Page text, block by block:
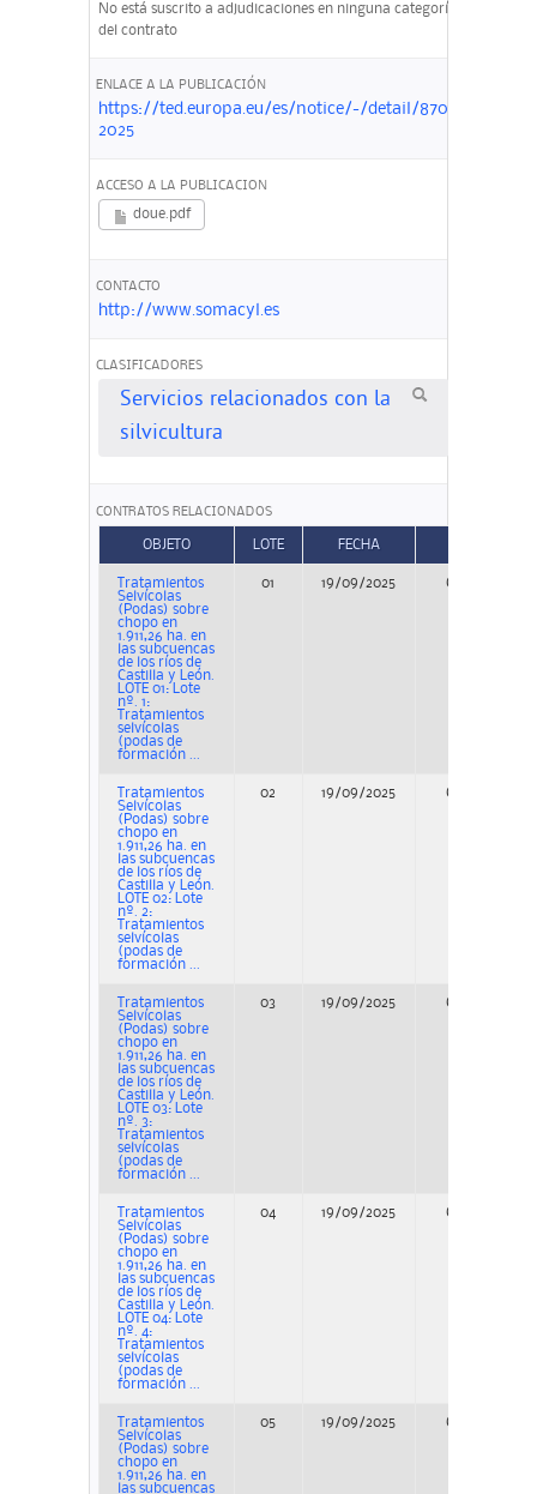
No está suscrito a adjudicaciones en ninguna categoría
del contrato
ENLACE A LA PUBLICACIÓN
https://ted.europa.eu/es/notice/-/detail/870474-
2025
ACCESO A LA PUBLICACION
doue.pdf
CONTACTO
http://www.somacyl.es
CLASIFICADORES
Servicios relacionados con la
silvicultura
CONTRATOS RELACIONADOS
OBJETO LOTE FECHA
Tratamientos
Selvícolas
(Podas) sobre
chopo en
1.911,26 ha. en
las subcuencas
de los ríos de
Castilla y León.
LOTE 01: Lote
nº. 1:
Tratamientos
selvícolas
(podas de
formación ...
01 19/09/2025 Concurso
Tratamientos
Selvícolas
(Podas) sobre
chopo en
1.911,26 ha. en
las subcuencas
de los ríos de
Castilla y León.
LOTE 02: Lote
nº. 2:
Tratamientos
selvícolas
(podas de
formación ...
02 19/09/2025 Concurso
Tratamientos
Selvícolas
(Podas) sobre
chopo en
1.911,26 ha. en
las subcuencas
de los ríos de
Castilla y León.
LOTE 03: Lote
nº. 3:
Tratamientos
selvícolas
(podas de
formación ...
03 19/09/2025 Concurso
Tratamientos
Selvícolas
(Podas) sobre
chopo en
1.911,26 ha. en
las subcuencas
de los ríos de
Castilla y León.
LOTE 04: Lote
nº. 4:
Tratamientos
selvícolas
(podas de
formación ...
04 19/09/2025 Concurso
Tratamientos
Selvícolas
(Podas) sobre
chopo en
1.911,26 ha. en
las subcuencas
05 19/09/2025 Concurso